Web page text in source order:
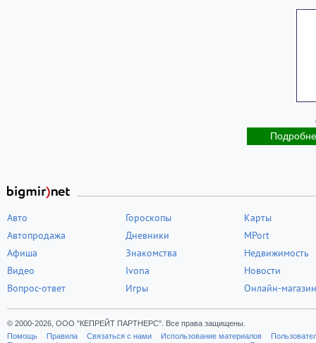
Авто
Автопродажа
Афиша
Видео
Вопрос-ответ
Гороскопы
Дневники
Знакомства
Ivona
Игры
Карты
MPort
Недвижимость
Новости
Онлайн-магазин
© 2000-2026, ООО "КЕПРЕЙТ ПАРТНЕРС". Все права защищены.
Помощь
Правила Связаться с нами Использование материалов